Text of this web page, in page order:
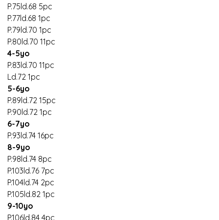
P.75ld.68 5pc
P.77ld.68 1pc
P.79ld.70 1pc
P.80ld.70 11pc
4-5yo
P.83ld.70 11pc
Ld.72 1pc
5-6yo
P.89ld.72 15pc
P.90ld.72 1pc
6-7yo
P.93ld.74 16pc
8-9yo
P.98ld.74 8pc
P.103ld.76 7pc
P.104ld.74 2pc
P.105ld.82 1pc
9-10yo
P.106ld.84 4pc